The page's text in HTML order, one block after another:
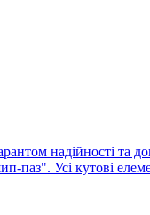
надійності та
паз". Усі кутові